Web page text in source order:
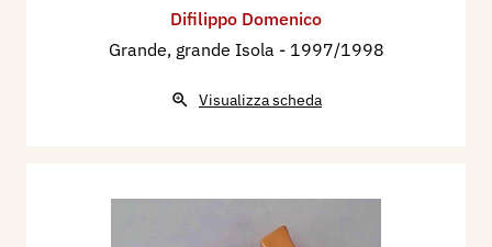
Difilippo Domenico
Grande, grande Isola - 1997/1998
Visualizza scheda